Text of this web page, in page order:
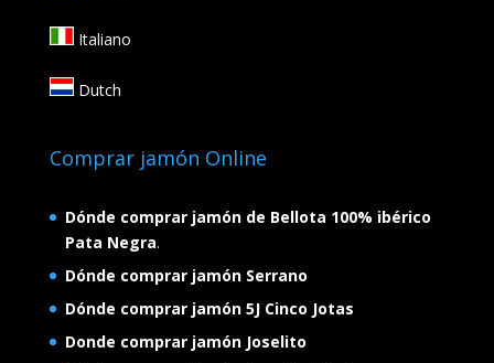
Italiano
Dutch
Comprar jamón Online
Dónde comprar jamón de Bellota 100% ibérico
Pata Negra.
Dónde comprar jamón Serrano
Dónde comprar jamón 5J Cinco Jotas
Donde comprar jamón Joselito